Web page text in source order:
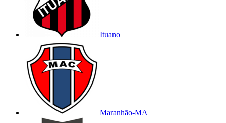
Ituano
Maranhão-MA